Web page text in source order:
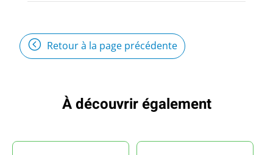
Retour à la page précédente
À découvrir également